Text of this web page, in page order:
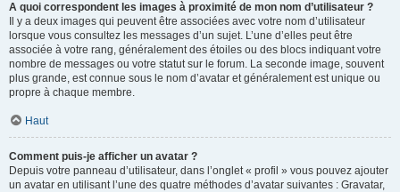
A quoi correspondent les images à proximité de mon nom d’utilisateur ?
Il y a deux images qui peuvent être associées avec votre nom d’utilisateur
lorsque vous consultez les messages d’un sujet. L’une d’elles peut être
associée à votre rang, généralement des étoiles ou des blocs indiquant votre
nombre de messages ou votre statut sur le forum. La seconde image, souvent
plus grande, est connue sous le nom d’avatar et généralement est unique ou
propre à chaque membre.
Haut
Comment puis-je afficher un avatar ?
Depuis votre panneau d’utilisateur, dans l’onglet « profil » vous pouvez ajouter
un avatar en utilisant l’une des quatre méthodes d’avatar suivantes : Gravatar,